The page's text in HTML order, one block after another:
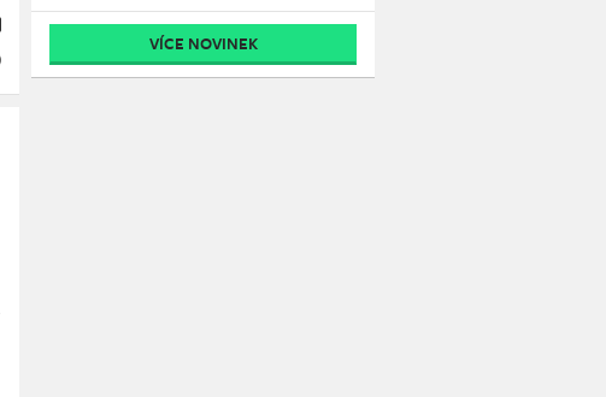
VÍCE NOVINEK